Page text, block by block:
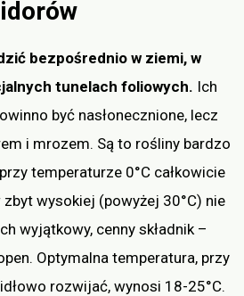
bezpośrednio w ziemi, w
tunelach foliowych. Ich
być nasłonecznione, lecz
i mrozem. Są to rośliny bardzo
temperaturze 0°C całkowicie
wysokiej (powyżej 30°C) nie
wyjątkowy, cenny składnik –
Optymalna temperatura, przy
rozwijać, wynosi 18-25°C.